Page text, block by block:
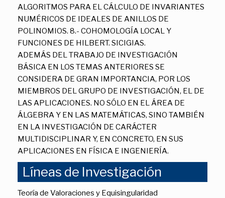
ALGORITMOS PARA EL CÁLCULO DE INVARIANTES
NUMÉRICOS DE IDEALES DE ANILLOS DE
POLINOMIOS. 8.- COHOMOLOGÍA LOCAL Y
FUNCIONES DE HILBERT. SICIGIAS.
ADEMÁS DEL TRABAJO DE INVESTIGACIÓN
BÁSICA EN LOS TEMAS ANTERIORES SE
CONSIDERA DE GRAN IMPORTANCIA, POR LOS
MIEMBROS DEL GRUPO DE INVESTIGACIÓN, EL DE
LAS APLICACIONES. NO SÓLO EN EL ÁREA DE
ÁLGEBRA Y EN LAS MATEMÁTICAS, SINO TAMBIÉN
EN LA INVESTIGACIÓN DE CARÁCTER
MULTIDISCIPLINAR Y, EN CONCRETO, EN SUS
APLICACIONES EN FÍSICA E INGENIERÍA.
Líneas de Investigación
Teoría de Valoraciones y Equisingularidad